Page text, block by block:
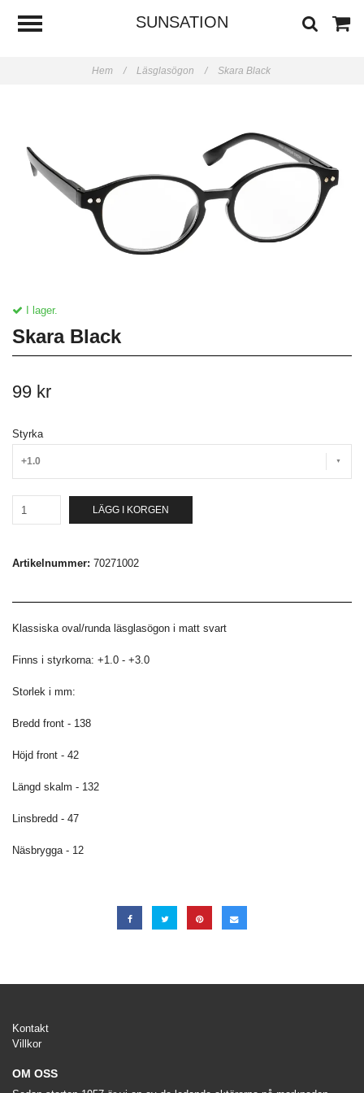
SUNSATION
Hem / Läsglasögon / Skara Black
I lager.
Skara Black
99 kr
Styrka
+1.0
LÄGG I KORGEN
Artikelnummer: 70271002
Klassiska oval/runda läsglasögon i matt svart
Finns i styrkorna: +1.0 - +3.0
Storlek i mm:
Bredd front - 138
Höjd front - 42
Längd skalm - 132
Linsbredd - 47
Näsbrygga - 12
Kontakt
Villkor
OM OSS